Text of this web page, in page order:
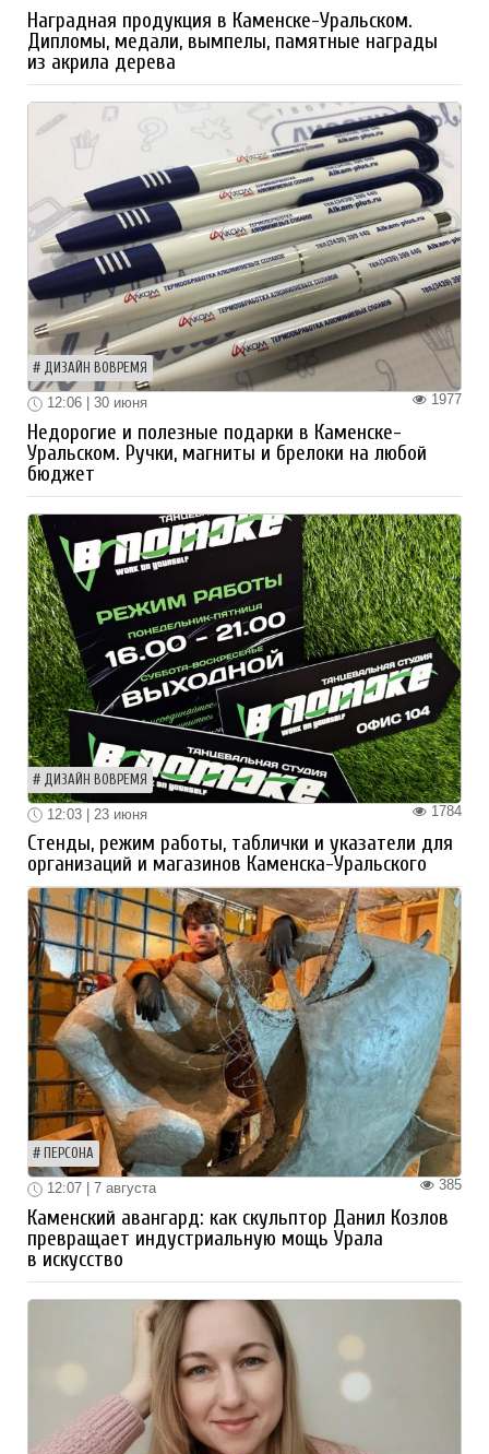
Наградная продукция в Каменске-Уральском.
Дипломы, медали, вымпелы, памятные награды
из акрила дерева
ДИЗАЙН ВОВРЕМЯ
1977
12:06 | 30 июня
Недорогие и полезные подарки в Каменске-
Уральском. Ручки, магниты и брелоки на любой
бюджет
ДИЗАЙН ВОВРЕМЯ
1784
12:03 | 23 июня
Стенды, режим работы, таблички и указатели для
организаций и магазинов Каменска-Уральского
ПЕРСОНА
385
12:07 | 7 августа
Каменский авангард: как скульптор Данил Козлов
превращает индустриальную мощь Урала
в искусство